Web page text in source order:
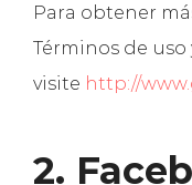
Para obtener
Términos de uso
visite http://
2.